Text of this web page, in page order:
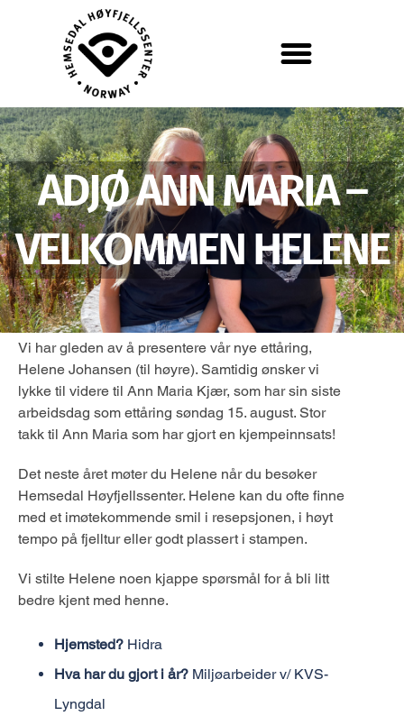
ADJØ ANN MARIA –
VELKOMMEN HELENE
Vi har gleden av å presentere vår nye ettåring,
Helene Johansen (til høyre). Samtidig ønsker vi
lykke til videre til Ann Maria Kjær, som har sin siste
arbeidsdag som ettåring søndag 15. august. Stor
takk til Ann Maria som har gjort en kjempeinnsats!
Det neste året møter du Helene når du besøker
Hemsedal Høyfjellssenter. Helene kan du ofte finne
med et imøtekommende smil i resepsjonen, i høyt
tempo på fjelltur eller godt plassert i stampen.
Vi stilte Helene noen kjappe spørsmål for å bli litt
bedre kjent med henne.
Hjemsted? Hidra
Hva har du gjort i år? Miljøarbeider v/ KVS-
Lyngdal